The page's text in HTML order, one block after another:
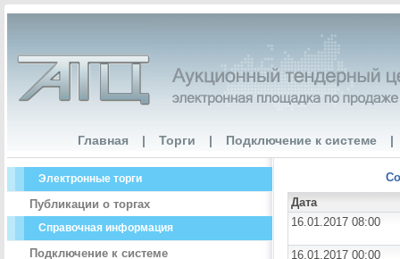
Главная | Торги | Подключение к системе |
Электронные торги
Публикации о торгах
Справочная информация
Подключение к системе
Дата
16.01.2017 08:00
16.01.2017 00:00